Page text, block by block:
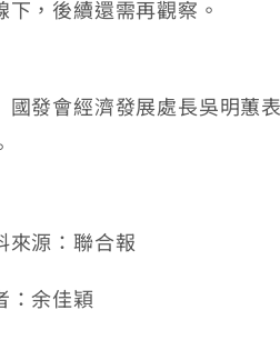
下，後續還需再觀察。
會經濟發展處長吳明蕙表
來源：聯合報
：余佳穎